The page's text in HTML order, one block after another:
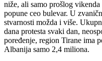
niže, ali samo prošlog
popune ceo bulevar. U
stvarnosti možda i više.
dana protesta svaki dan,
poređenje, region Tirane ima
Albanija samo 2,4 miliona.